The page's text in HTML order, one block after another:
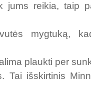
jums reikia, taip
mygtuką,
plaukti per
Tai išskirtinis